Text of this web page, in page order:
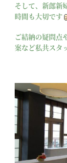
そして、新郎新
時間も大切です
ご結納の疑問点
案など私共スタ